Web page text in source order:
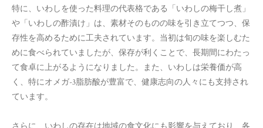
特に、いわしを使った料理の代表格である「いわしの梅干し煮」
や「いわしの酢漬け」は、素材そのものの味を引き立てつつ、保
存性を高めるために工夫されています。当初は旬の味を楽しむた
めに食べられていましたが、保存が利くことで、長期間にわたっ
て食卓に上がるようになりました。また、いわしは栄養価が高
く、特にオメガ-3脂肪酸が豊富で、健康志向の人々にも支持され
ています。